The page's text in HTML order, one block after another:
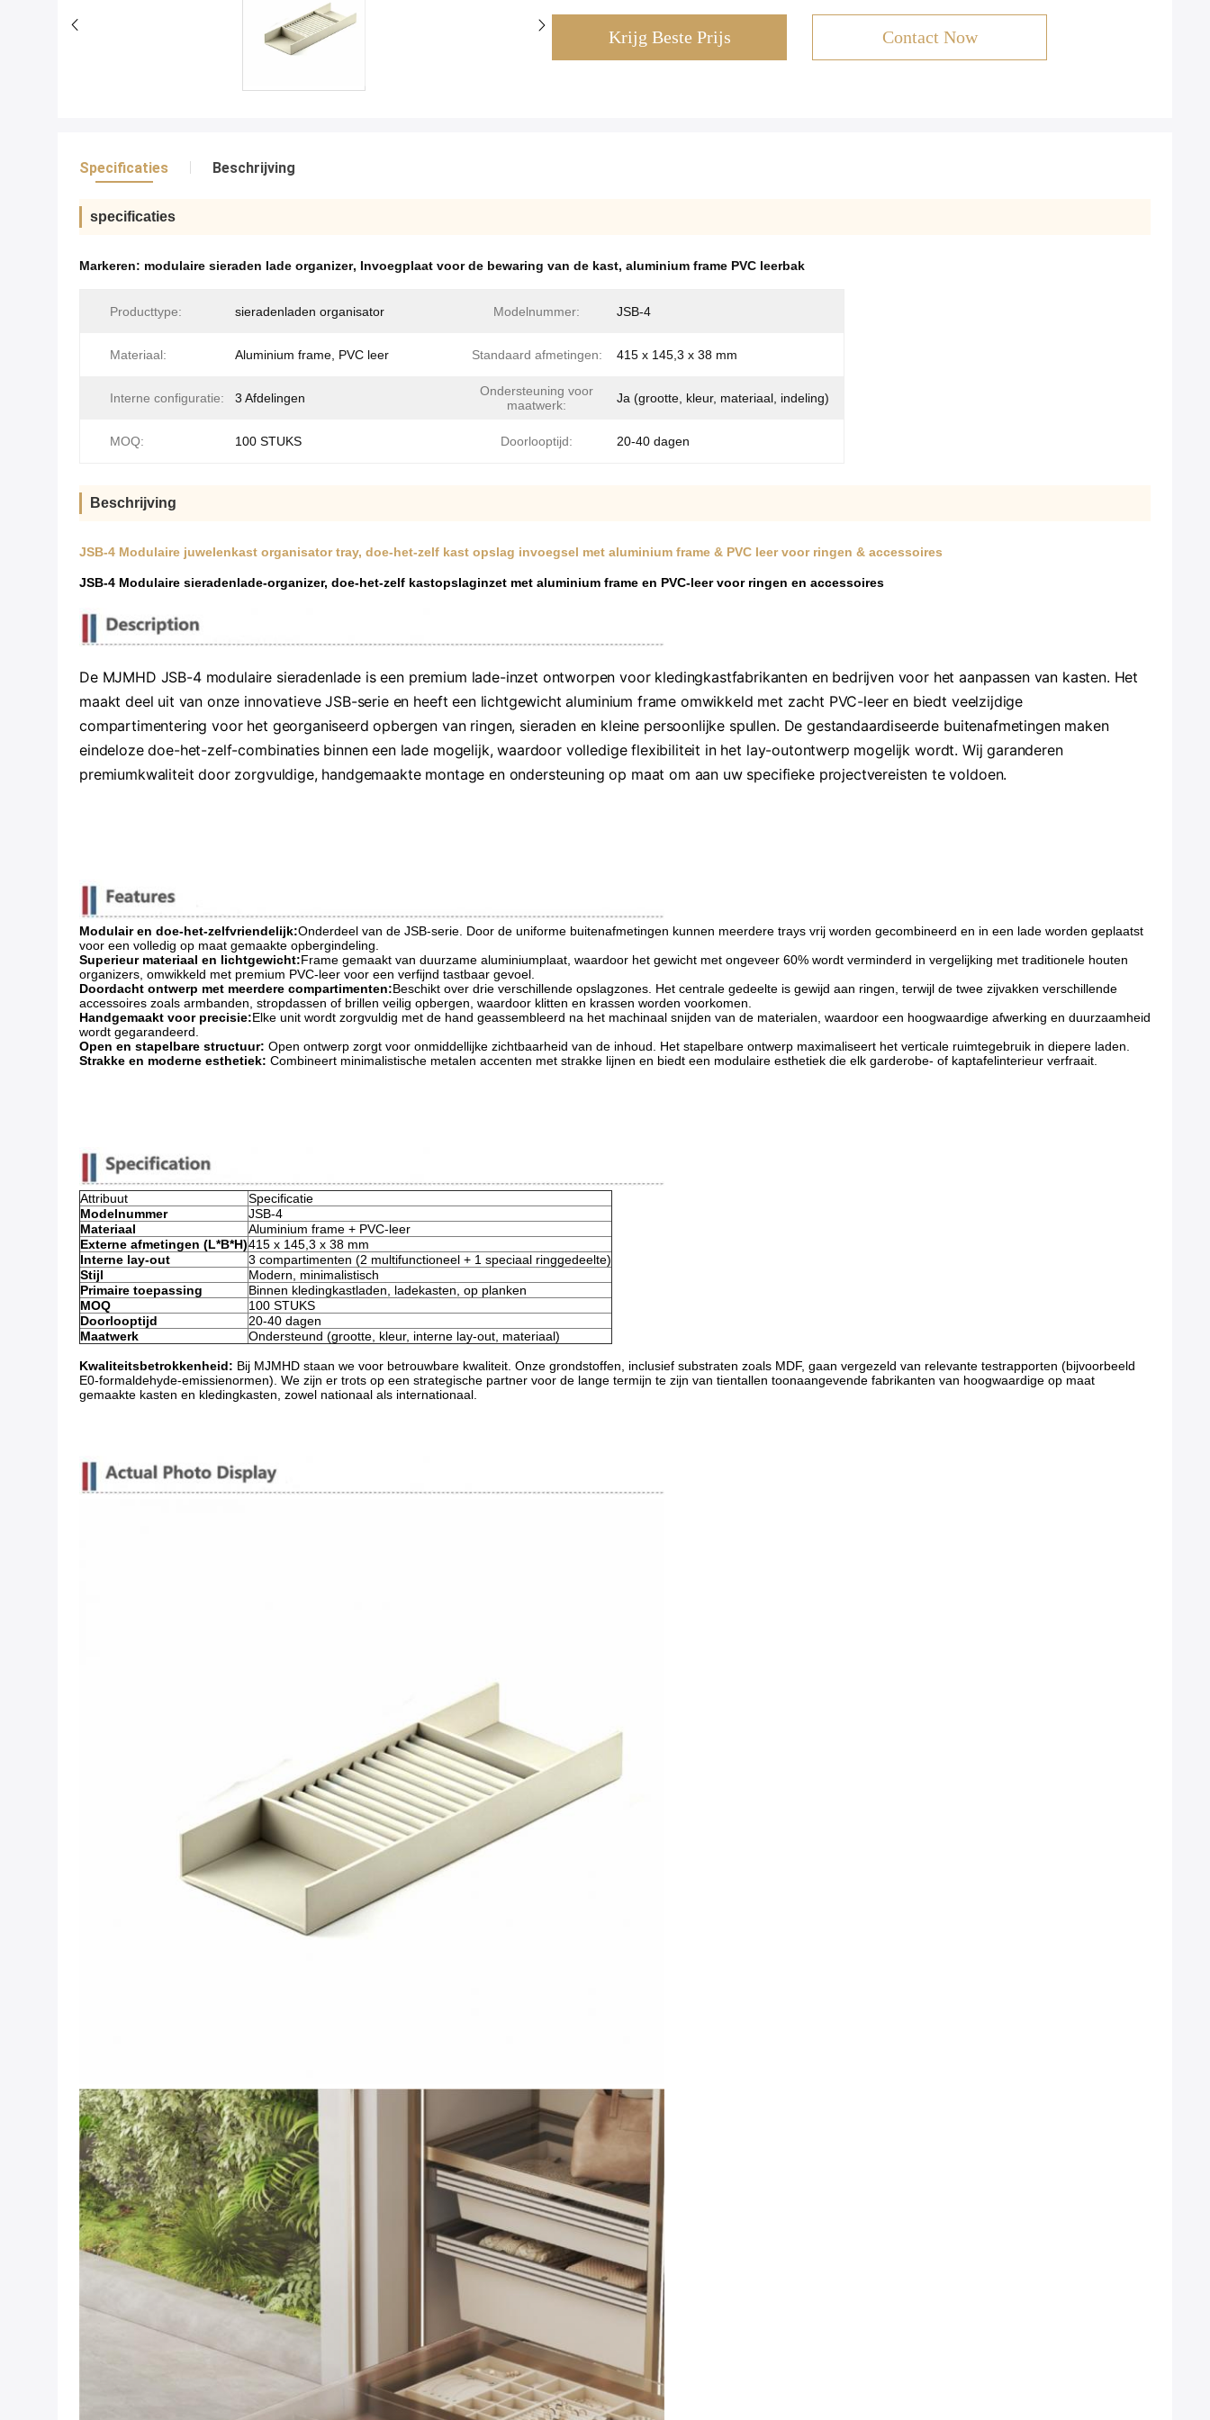
Krijg Beste Prijs Contact Now
Specificaties Beschrijving
specificaties
Markeren: modulaire sieraden lade organizer, Invoegplaat voor de bewaring van de kast, aluminium frame PVC leerbak
Producttype: sieradenladen organisator Modelnummer: JSB-4
Materiaal: Aluminium frame, PVC leer Standaard afmetingen: 415 x 145,3 x 38 mm
Interne configuratie: 3 Afdelingen
Ondersteuning voor
maatwerk:
Ja (grootte, kleur, materiaal, indeling)
MOQ: 100 STUKS Doorlooptijd: 20-40 dagen
Beschrijving
JSB-4 Modulaire juwelenkast organisator tray, doe-het-zelf kast opslag invoegsel met aluminium frame & PVC leer voor ringen & accessoires
JSB-4 Modulaire sieradenlade-organizer, doe-het-zelf kastopslaginzet met aluminium frame en PVC-leer voor ringen en accessoires
De MJMHD JSB-4 modulaire sieradenlade is een premium lade-inzet ontworpen voor kledingkastfabrikanten en bedrijven voor het aanpassen van kasten. Het
maakt deel uit van onze innovatieve JSB-serie en heeft een lichtgewicht aluminium frame omwikkeld met zacht PVC-leer en biedt veelzijdige
compartimentering voor het georganiseerd opbergen van ringen, sieraden en kleine persoonlijke spullen. De gestandaardiseerde buitenafmetingen maken
eindeloze doe-het-zelf-combinaties binnen een lade mogelijk, waardoor volledige flexibiliteit in het lay-outontwerp mogelijk wordt. Wij garanderen
premiumkwaliteit door zorgvuldige, handgemaakte montage en ondersteuning op maat om aan uw specifieke projectvereisten te voldoen.
Modulair en doe-het-zelfvriendelijk:Onderdeel van de JSB-serie. Door de uniforme buitenafmetingen kunnen meerdere trays vrij worden gecombineerd en in een lade worden geplaatst
voor een volledig op maat gemaakte opbergindeling.
Superieur materiaal en lichtgewicht:Frame gemaakt van duurzame aluminiumplaat, waardoor het gewicht met ongeveer 60% wordt verminderd in vergelijking met traditionele houten
organizers, omwikkeld met premium PVC-leer voor een verfijnd tastbaar gevoel.
Doordacht ontwerp met meerdere compartimenten:Beschikt over drie verschillende opslagzones. Het centrale gedeelte is gewijd aan ringen, terwijl de twee zijvakken verschillende
accessoires zoals armbanden, stropdassen of brillen veilig opbergen, waardoor klitten en krassen worden voorkomen.
Handgemaakt voor precisie:Elke unit wordt zorgvuldig met de hand geassembleerd na het machinaal snijden van de materialen, waardoor een hoogwaardige afwerking en duurzaamheid
wordt gegarandeerd.
Open en stapelbare structuur: ​ Open ontwerp zorgt voor onmiddellijke zichtbaarheid van de inhoud. Het stapelbare ontwerp maximaliseert het verticale ruimtegebruik in diepere laden.
Strakke en moderne esthetiek: ​ Combineert minimalistische metalen accenten met strakke lijnen en biedt een modulaire esthetiek die elk garderobe- of kaptafelinterieur verfraait.
Attribuut
Specificatie
Modelnummer
JSB-4
Materiaal
Aluminium frame + PVC-leer
Externe afmetingen (L*B*H)415 x 145,3 x 38 mm
Interne lay-out
3 compartimenten (2 multifunctioneel + 1 speciaal ringgedeelte)
Stijl
Modern, minimalistisch
Primaire toepassing
Binnen kledingkastladen, ladekasten, op planken
MOQ
100 STUKS
Doorlooptijd
20-40 dagen
Maatwerk
Ondersteund (grootte, kleur, interne lay-out, materiaal)
Kwaliteitsbetrokkenheid: ​ Bij MJMHD staan ​​we voor betrouwbare kwaliteit. Onze grondstoffen, inclusief substraten zoals MDF, gaan vergezeld van relevante testrapporten (bijvoorbeeld
E0-formaldehyde-emissienormen). We zijn er trots op een strategische partner voor de lange termijn te zijn van tientallen toonaangevende fabrikanten van hoogwaardige op maat
gemaakte kasten en kledingkasten, zowel nationaal als internationaal.